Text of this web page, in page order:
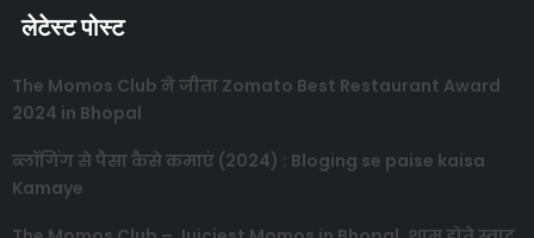
लेटेस्ट पोस्ट
The Momos Club ने जीता Zomato Best Restaurant Award
2024 in Bhopal
ब्लॉगिंग से पैसा कैसे कमाएं (2024) : Bloging se paise kaisa
Kamaye